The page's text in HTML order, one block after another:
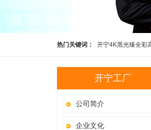
热门关键词： 开宁4K黑光臻全彩
高清慢直播智能球机 开宁4K黑光
开宁工厂
公司简介
企业文化